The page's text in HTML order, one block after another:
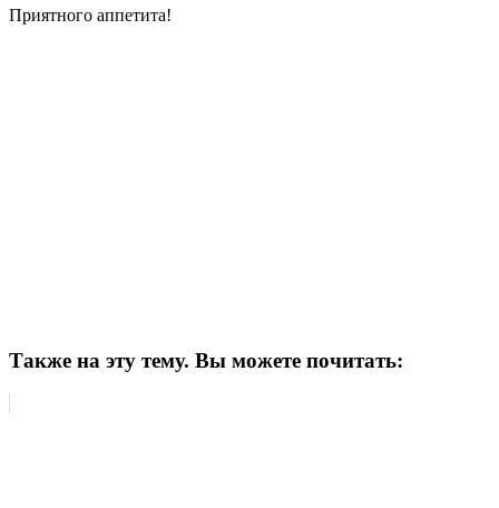
Приятного аппетита!
Также на эту тему. Вы можете почитать: